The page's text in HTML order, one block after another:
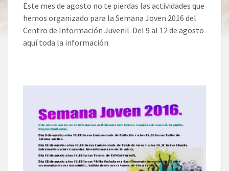
Este mes de agosto no te pierdas las actividades que
hemos organizado para la Semana Joven 2016 del
Centro de Información Juvenil. Del 9 al 12 de agosto
aquí toda la información.